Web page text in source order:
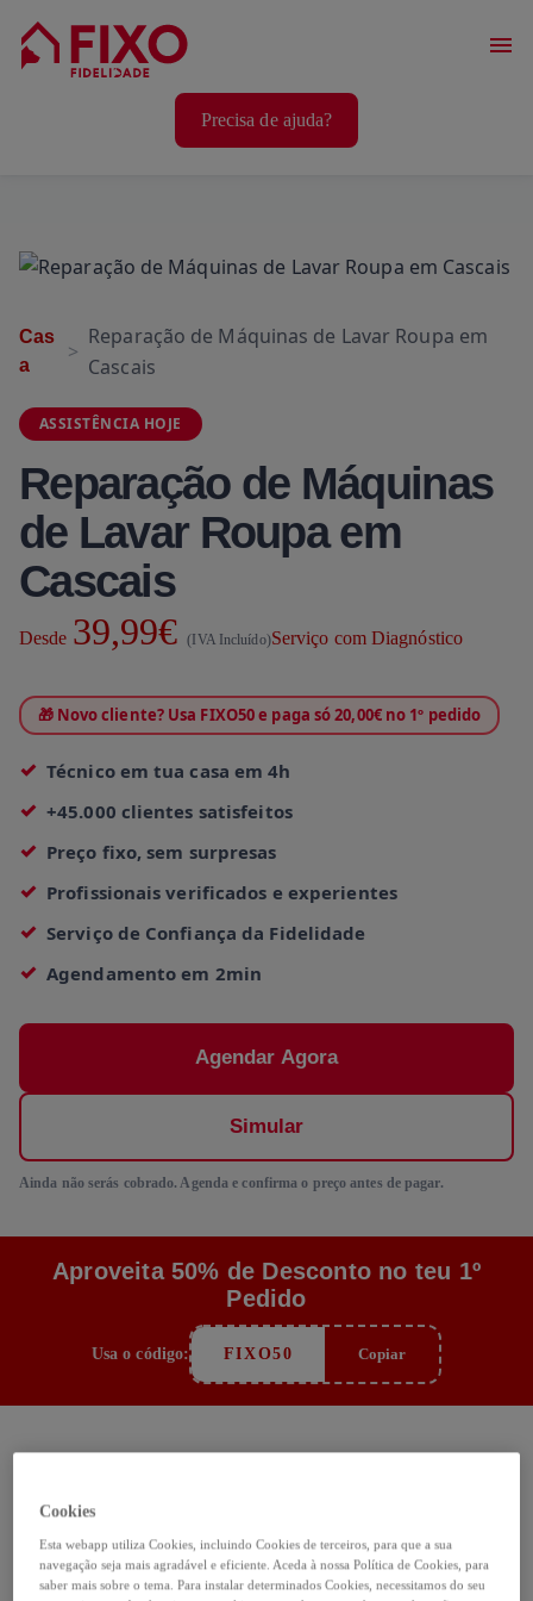
Serviços Casa
Precisa de ajuda?
Cas
a
Reparação de Máquinas de Lavar Roupa em
Cascais
ASSISTÊNCIA HOJE
Reparação de Máquinas
de Lavar Roupa em
Cascais
Desde 39,99€(IVA Incluído)Serviço com Diagnóstico
🎁 Novo cliente? Usa FIXO50 e paga só 20,00€ no 1º pedido
Técnico em tua casa em 4h
+45.000 clientes satisfeitos
Preço fixo, sem surpresas
Profissionais verificados e experientes
Serviço de Confiança da Fidelidade
Agendamento em 2min
Agendar Agora
Simular
Ainda não serás cobrado. Agenda e confirma o preço antes de pagar.
Aproveita 50% de Desconto no teu 1º
Pedido
Usa o código: FIXO50 Copiar
Cookies
Esta webapp utiliza Cookies, incluindo Cookies de terceiros, para que a sua
navegação seja mais agradável e eficiente. Aceda à nossa Política de Cookies, para
saber mais sobre o tema. Para instalar determinados Cookies, necessitamos do seu